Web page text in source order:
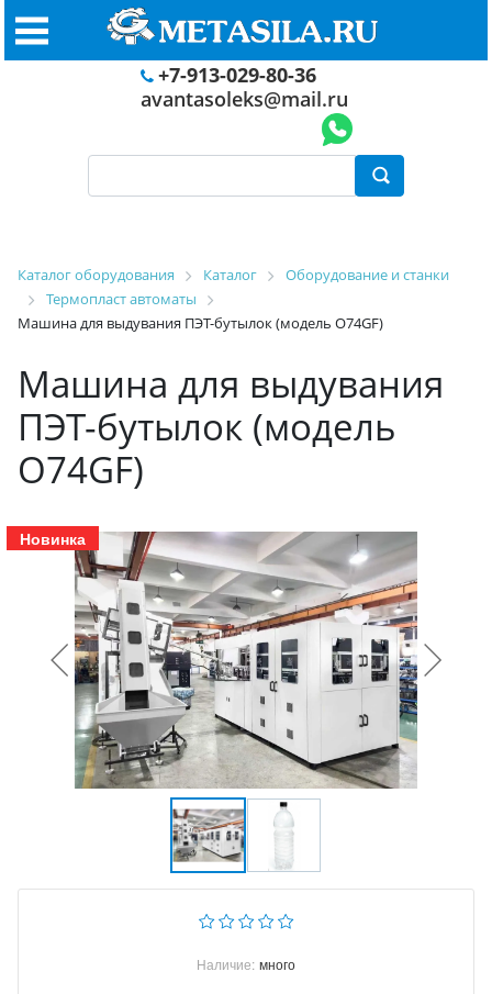
+7-913-029-80-36
avantasoleks@mail.ru
Каталог оборудования Каталог
Оборудование и станки
Термопласт автоматы
Машина для выдувания ПЭТ-бутылок (модель O74GF)
Машина для выдувания
ПЭТ-бутылок (модель
O74GF)
Новинка
Наличие: много